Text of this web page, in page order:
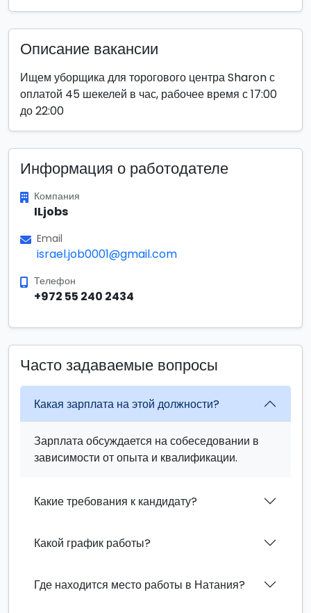
Описание вакансии
Ищем уборщика для торогового центра Sharon с
оплатой 45 шекелей в час, рабочее время с 17:00
до 22:00
Информация о работодателе
Компания
ILjobs
Email
israel.job0001@gmail.com
Телефон
+972 55 240 2434
Часто задаваемые вопросы
Какая зарплата на этой должности?
Зарплата обсуждается на собеседовании в
зависимости от опыта и квалификации.
Какие требования к кандидату?
Какой график работы?
Где находится место работы в Натания?